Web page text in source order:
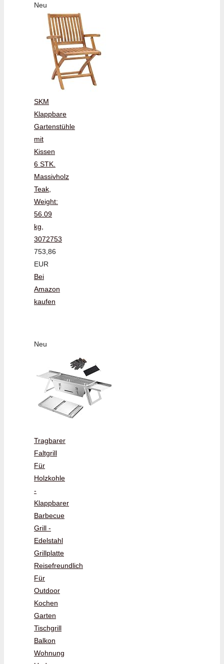
Neu
SKM
Klappbare
Gartenstühle
mit
Kissen
6 STK.
Massivholz
Teak,
Weight:
56.09
kg,
3072753
753,86
EUR
Bei
Amazon
kaufen
Neu
Tragbarer
Faltgrill
Für
Holzkohle
-
Klappbarer
Barbecue
Grill -
Edelstahl
Grillplatte
Reisefreundlich
Für
Outdoor
Kochen
Garten
Tischgrill
Balkon
Wohnung